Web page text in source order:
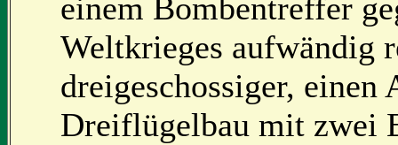
einem Bombentreffer
Weltkrieges aufwändig
dreigeschossiger, einen
Dreiflügelbau mit zwei